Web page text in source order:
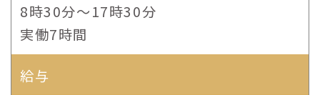
8時30分～17時30分
実働7時間
給与